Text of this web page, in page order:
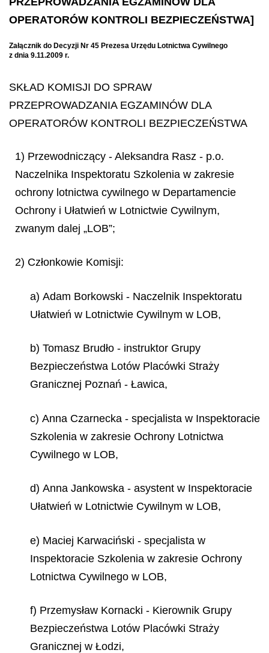
OPERATORÓW KONTROLI BEZPIECZEŃSTWA]
Załącznik do Decyzji Nr 45 Prezesa Urzędu Lotnictwa Cywilnego
z dnia 9.11.2009 r.
SKŁAD KOMISJI DO SPRAW
PRZEPROWADZANIA EGZAMINÓW DLA
OPERATORÓW KONTROLI BEZPIECZEŃSTWA
1) Przewodniczący - Aleksandra Rasz - p.o.
Naczelnika Inspektoratu Szkolenia w zakresie
ochrony lotnictwa cywilnego w Departamencie
Ochrony i Ułatwień w Lotnictwie Cywilnym,
zwanym dalej „LOB”;
2) Członkowie Komisji:
a) Adam Borkowski - Naczelnik Inspektoratu
Ułatwień w Lotnictwie Cywilnym w LOB,
b) Tomasz Brudło - instruktor Grupy
Bezpieczeństwa Lotów Placówki Straży
Granicznej Poznań - Ławica,
c) Anna Czarnecka - specjalista w Inspektoracie
Szkolenia w zakresie Ochrony Lotnictwa
Cywilnego w LOB,
d) Anna Jankowska - asystent w Inspektoracie
Ułatwień w Lotnictwie Cywilnym w LOB,
e) Maciej Karwaciński - specjalista w
Inspektoracie Szkolenia w zakresie Ochrony
Lotnictwa Cywilnego w LOB,
f) Przemysław Kornacki - Kierownik Grupy
Bezpieczeństwa Lotów Placówki Straży
Granicznej w Łodzi,